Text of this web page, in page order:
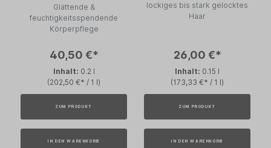
Glättende &
feuchtigkeitsspendende
Körperpflege
40,50 €*
Inhalt: 0.2 l
(202,50 €* / 1 l)
ZUM PRODUKT
IN DEN WARENKORB
lockiges bis stark gelocktes
Haar
26,00 €*
Inhalt: 0.15 l
(173,33 €* / 1 l)
ZUM PRODUKT
IN DEN WARENKORB